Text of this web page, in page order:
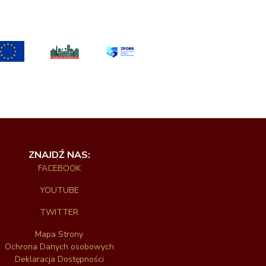
ZNAJDŹ NAS:
FACEBOOK
YOUTUBE
TWITTER
Mapa Strony
Ochrona Danych osobowych
Deklaracja Dostępności